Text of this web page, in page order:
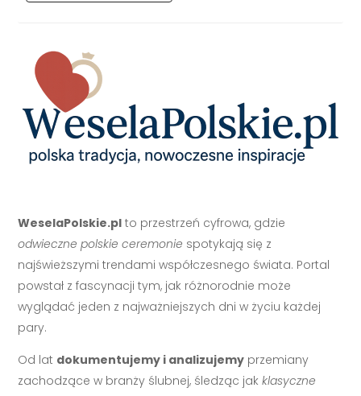
WeselaPolskie.pl to przestrzeń cyfrowa, gdzie
odwieczne polskie ceremonie spotykają się z
najświeższymi trendami współczesnego świata. Portal
powstał z fascynacji tym, jak różnorodnie może
wyglądać jeden z najważniejszych dni w życiu każdej
pary.
Od lat dokumentujemy i analizujemy przemiany
zachodzące w branży ślubnej, śledząc jakklasyczne